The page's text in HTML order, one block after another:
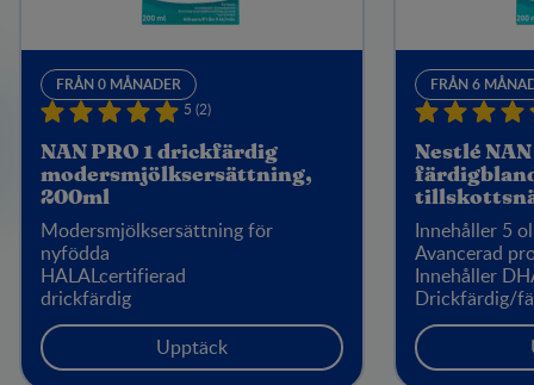
FRÅN 0 MÅNADER
5 (2)
NAN PRO 1 drickfärdig
modersmjölksersättning,
200ml
Modersmjölksersättning för
nyfödda
HALALcertifierad
drickfärdig
Upptäck
FRÅN 6
Nestlé
Innehåller 5
Avancerad
Innehåller
Drickfärdig/